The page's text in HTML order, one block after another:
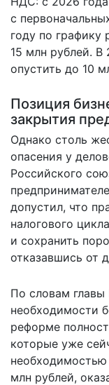
с
году по
15 млн рублей. В
опустить до 10
Позиция
закрытия
Однако столь
опасения у
Российского
допустил, что
налогового
и сохранить
отказавшись от
По словам
необходимости
реформе
которые уже
млн рублей,